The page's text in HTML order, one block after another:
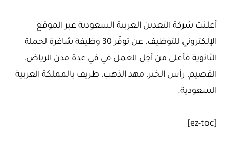
أعلنت شركة التعدين العربية السعودية عبر الموقع
الإلكتروني للتوظيف، عن توفّر 30 وظيفة شاغرة لحملة
الثانوية فأعلى من أجل العمل في في عدة مدن الرياض،
القصيم، رأس الخير، مهد الذهب، طريف بالمملكة العربية
السعودية.
[ez-toc]